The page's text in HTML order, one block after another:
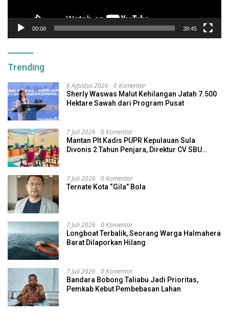
00:00 38:45
Trending
6 Agustus 2026 0 Komentar
Sherly Waswas Malut Kehilangan Jatah 7.500
Hektare Sawah dari Program Pusat
7 Juli 2026 0 Komentar
Mantan Plt Kadis PUPR Kepulauan Sula
Divonis 2 Tahun Penjara, Direktur CV SBU
7 Juli 2026 0 Komentar
Ternate Kota “Gila” Bola
7 Juli 2026 0 Komentar
Longboat Terbalik, Seorang Warga Halmahera
Barat Dilaporkan Hilang
7 Juli 2026 0 Komentar
Bandara Bobong Taliabu Jadi Prioritas,
Pemkab Kebut Pembebasan Lahan